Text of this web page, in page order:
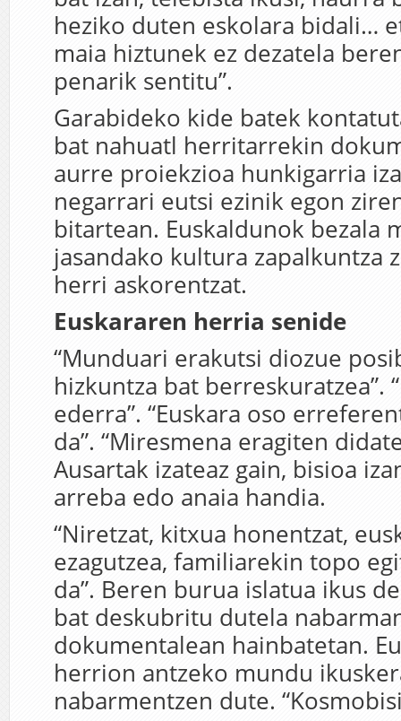
heziko duten eskolara bidali…
maia hiztunek ez dezatela
penarik sentitu”.
Garabideko kide batek
bat nahuatl herritarrekin
aurre proiekzioa hunkigarria
negarrari eutsi ezinik egon
bitartean. Euskaldunok bezala
jasandako kultura zapalkuntza
herri askorentzat.
Euskararen herria senide
“Munduari erakutsi diozue
hizkuntza bat berreskuratzea”.
ederra”. “Euskara oso
da”. “Miresmena eragiten
Ausartak izateaz gain, bisioa
arreba edo anaia handia.
“Niretzat, kitxua honentzat,
ezagutzea, familiarekin topo
da”. Beren burua islatua ikus
bat deskubritu dutela
dokumentalean hainbatetan.
herrion antzeko mundu
nabarmentzen dute.